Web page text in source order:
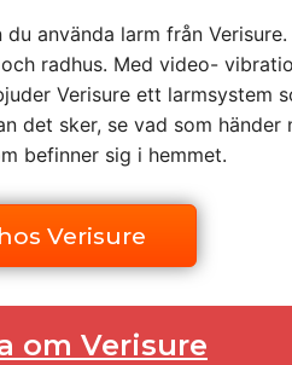
använda larm från
radhus. Med video-
Verisure ett larmsystem
det sker, se vad som händer
befinner sig i hemmet.
Verisure
om Verisure